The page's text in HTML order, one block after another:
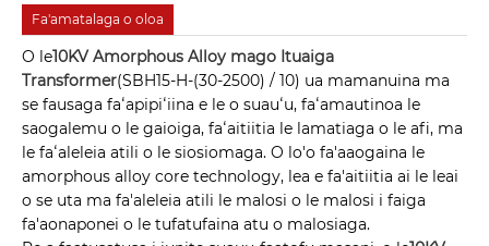
Fa'amatalaga o oloa
O le10KV Amorphous Alloy mago Ituaiga
Transformer(SBH15-H-(30-2500) / 10) ua mamanuina ma
se fausaga faʻapipiʻiina e le o suauʻu, faʻamautinoa le
saogalemu o le gaioiga, faʻaitiitia le lamatiaga o le afi, ma
le faʻaleleia atili o le siosiomaga. O lo'o fa'aaogaina le
amorphous alloy core technology, lea e fa'aitiitia ai le leai
o se uta ma fa'aleleia atili le malosi o le malosi i faiga
fa'aonaponei o le tufatufaina atu o malosiaga.